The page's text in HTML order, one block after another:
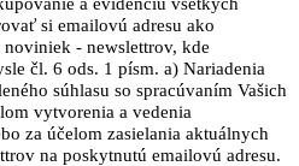
si emailovú adresu ako
- newslettrov, kde
čl. 6 ods. 1 písm. a) Nariadenia
súhlasu so spracúvaním Vašich
vytvorenia a vedenia
za účelom zasielania aktuálnych
na poskytnutú emailovú adresu.